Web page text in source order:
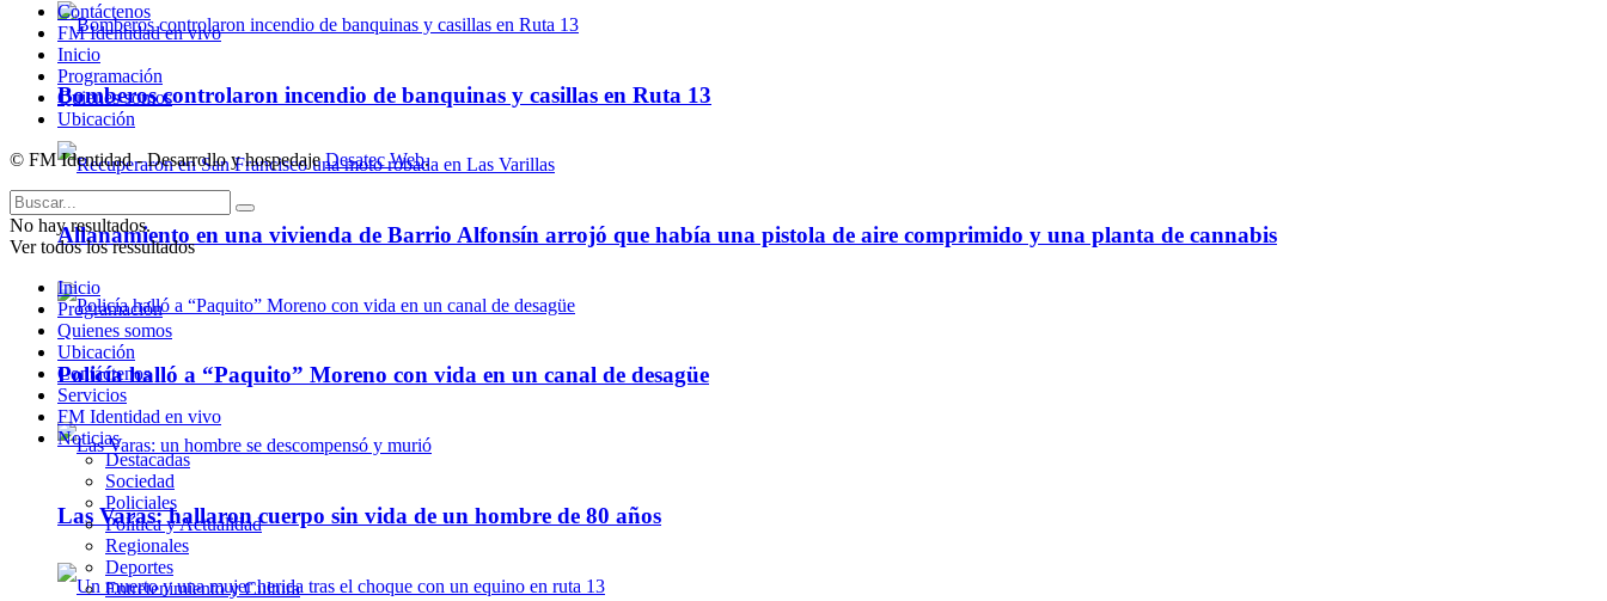
Bomberos controlaron incendio de banquinas y casillas en Ruta 13
Allanamiento en una vivienda de Barrio Alfonsín arrojó que había una pistola de aire comprimido y una planta de cannabis
Policía halló a “Paquito” Moreno con vida en un canal de desagüe
Las Varas: hallaron cuerpo sin vida de un hombre de 80 años
Contáctenos
FM Identidad en vivo
Inicio
Programación
Quienes somos
Ubicación
© FM Identidad - Desarrollo y hospedajeDesatec Web.
No hay resultados.
Ver todos los ressultados
Inicio
Programación
Quienes somos
Ubicación
Contáctenos
Servicios
FM Identidad en vivo
Noticias
Destacadas
Sociedad
Policiales
Política y Actualidad
Regionales
Deportes
Entretenimiento y Cultura